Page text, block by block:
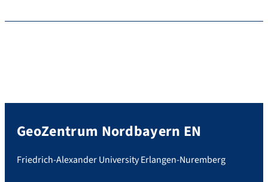
GeoZentrum Nordbayern EN
Friedrich-Alexander University Erlangen-Nuremberg